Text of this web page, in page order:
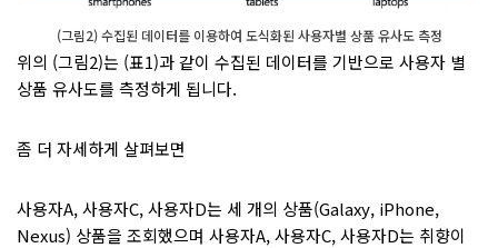
(그림2) 수집된 데이터를 이용하여 도식화된 사용자별 상품 유사도 측정
위의 (그림2)는 (표1)과 같이 수집된 데이터를 기반으로 사용자 별
상품 유사도를 측정하게 됩니다.
좀 더 자세하게 살펴보면
사용자A, 사용자C, 사용자D는 세 개의 상품(Galaxy, iPhone,
Nexus) 상품을 조회했으며 사용자A, 사용자C, 사용자D는 취향이